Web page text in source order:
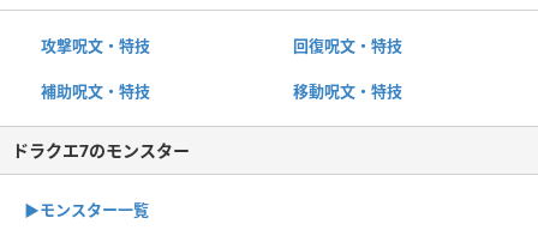
攻撃呪文・特技 回復呪文・特技
補助呪文・特技 移動呪文・特技
ドラクエ7のモンスター
▶︎モンスター一覧